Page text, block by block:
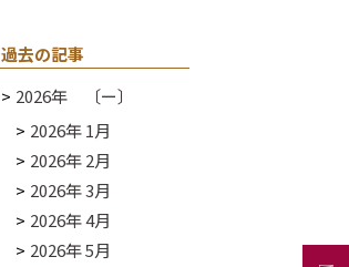
過去の記事
2026年 〔ー〕
2026年 1月
2026年 2月
2026年 3月
2026年 4月
2026年 5月